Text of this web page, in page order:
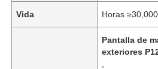
Vida Horas ≥30,000
Pantalla de
exteriores